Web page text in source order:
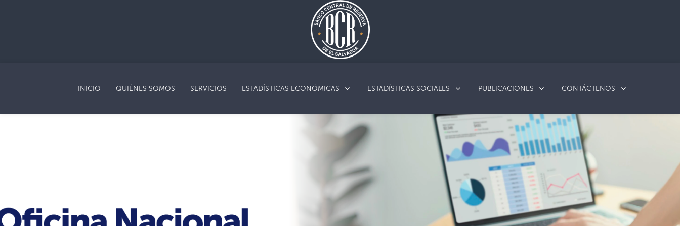
INICIO QUIÉNES SOMOS SERVICIOS ESTADÍSTICAS ECONÓMICAS ESTADÍSTICAS SOCIALES PUBLICACIONES CONTÁCTENOS